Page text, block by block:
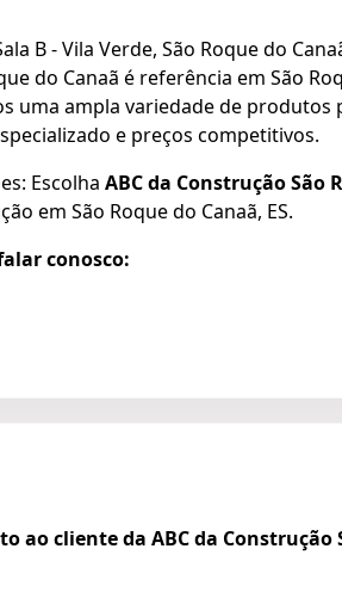
B - Vila Verde, São Roque do
do Canaã é referência em São
uma ampla variedade de produtos
e preços competitivos.
Escolha ABC da Construção São
em São Roque do Canaã, ES.
conosco:
cliente da ABC da Construção